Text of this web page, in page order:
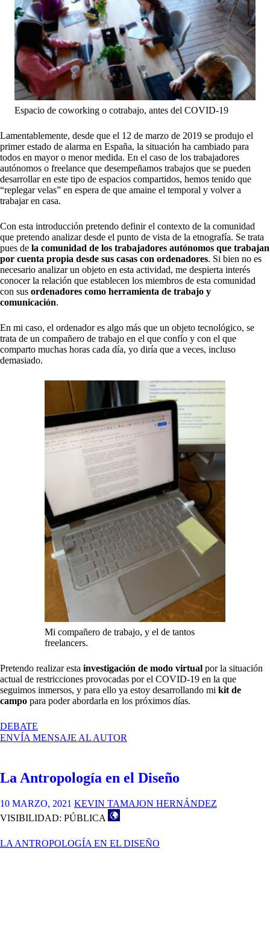
Espacio de coworking o cotrabajo, antes del COVID-19
Lamentablemente, desde que el 12 de marzo de 2019 se produjo el
primer estado de alarma en España, la situación ha cambiado para
todos en mayor o menor medida. En el caso de los trabajadores
autónomos o freelance que desempeñamos trabajos que se pueden
desarrollar en este tipo de espacios compartidos, hemos tenido que
“replegar velas” en espera de que amaine el temporal y volver a
trabajar en casa.
Con esta introducción pretendo definir el contexto de la comunidad
que pretendo analizar desde el punto de vista de la etnografía. Se trata
pues de la comunidad de los trabajadores autónomos que trabajan
por cuenta propia desde sus casas con ordenadores. Si bien no es
necesario analizar un objeto en esta actividad, me despierta interés
conocer la relación que establecen los miembros de esta comunidad
con sus ordenadores como herramienta de trabajo y
comunicación.
En mi caso, el ordenador es algo más que un objeto tecnológico, se
trata de un compañero de trabajo en el que confío y con el que
comparto muchas horas cada día, yo diría que a veces, incluso
demasiado.
Mi compañero de trabajo, y el de tantos
freelancers.
Pretendo realizar esta investigación de modo virtual por la situación
actual de restricciones provocadas por el COVID-19 en la que
seguimos inmersos, y para ello ya estoy desarrollando mi kit de
campo para poder abordarla en los próximos días.
DEBATE
ESTUDIO
DE
CON
ORDENADOR
ENVÍA MENSAJE AL AUTOR
La Antropología en el Diseño
10 MARZO, 2021 KEVIN TAMAJON HERNÁNDEZ
VISIBILIDAD: PÚBLICA
LA ANTROPOLOGÍA EN EL DISEÑO